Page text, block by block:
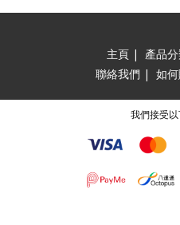
主頁 | 產品
聯絡我們 | 如
我們接受